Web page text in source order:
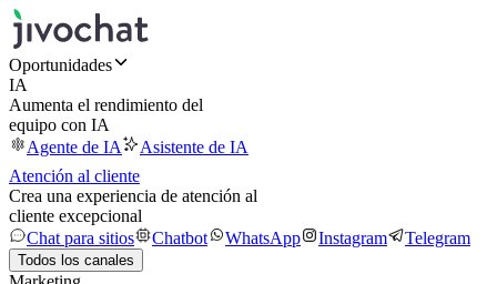
Oportunidades
IA
Aumenta el rendimiento del
equipo con IA
Agente de IA
Asistente de IA
Atención al cliente
Crea una experiencia de atención al
cliente excepcional
Chat para sitios
Chatbot WhatsApp Instagram Telegram
Todos los canales